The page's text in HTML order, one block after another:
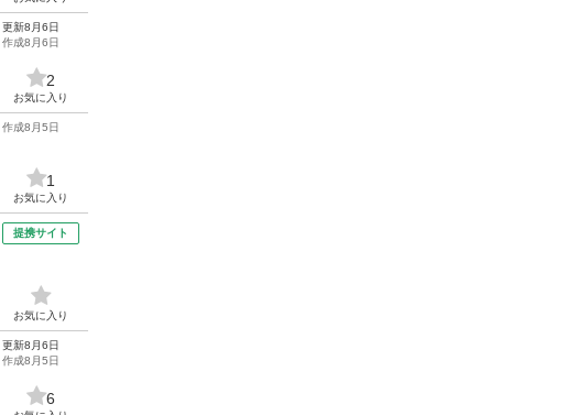
更新8月6日
作成8月6日
2
お気に入り
作成8月5日
1
お気に入り
提携サイト
お気に入り
更新8月6日
作成8月5日
6